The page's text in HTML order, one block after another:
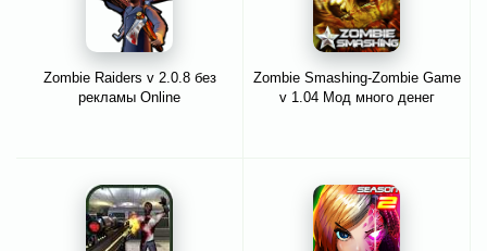
Zombie Raiders v 2.0.8 без
рекламы Online
Zombie Smashing-Zombie Game
v 1.04 Мод много денег